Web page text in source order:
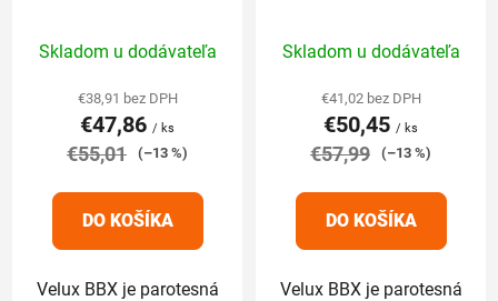
hodnotenie
produktu
je
5,0
5
hviezdičiek.
Skladom u dodávateľa
€38,91 bez DPH
€47,86 / ks
€55,01 (–13 %)
DO KOŠÍKA
Velux BBX je parotesná
hodnotenie
produktu
je
5,0
5
hviezdičiek.
Skladom u dodávateľa
€41,02 bez DPH
€50,45 / ks
€57,99 (–13 %)
DO KOŠÍKA
Velux BBX je parotesná